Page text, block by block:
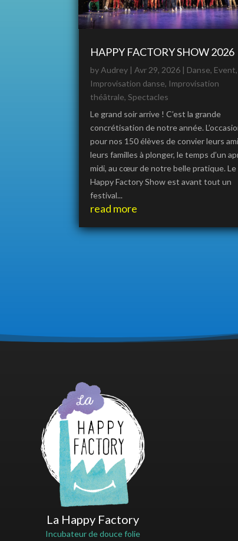
HAPPY FACTORY SHOW 2026
byAudrey |Avr 29, 2026 | Danse, Event,
Improvisation danse, Improvisation
théâtrale,Spectacles
Le grand soir arrive ! C’est la grande
concrétisation de notre année.
pour nos 150 élèves de convier leurs
leurs familles à plonger, le temps d’un
midi, au cœur de notre belle pratique. Le
Happy Factory Show est avant tout un
festival...
read more
La Happy Factory
Incubateur de douce folie